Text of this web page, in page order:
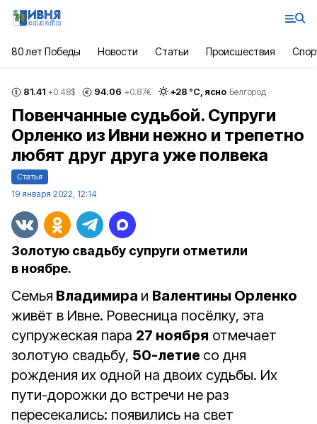
80 лет Победы Новости Статьи Происшествия
81.41 +0.48$ 94.06 +0.87€ +28 °С, ясно Белгород
Повенчанные судьбой. Супруги
Орленко из Ивни нежно и трепетно
любят друг друга уже полвека
Статья
19 января 2022, 12:14
Золотую свадьбу супруги отметили
в ноябре.
Семья Владимира и Валентины Орленко
живёт в Ивне. Ровесница посёлку, эта
супружеская пара 27 ноября отмечает
золотую свадьбу, 50-летие со дня
рождения их одной на двоих судьбы. Их
пути-дорожки до встречи не раз
пересекались: появились на свет